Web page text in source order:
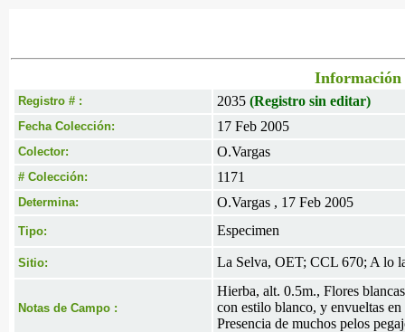
Información
Registro # : 2035 (Registro sin editar)
Fecha Colección: 17 Feb 2005
Colector: O.Vargas
# Colección: 1171
Determina: O.Vargas , 17 Feb 2005
Tipo: Especimen
Sitio: La Selva, OET; CCL 670; A lo
Notas de Campo :
Hierba, alt. 0.5m., Flores
con estilo blanco, y envueltas
Presencia de muchos pelos